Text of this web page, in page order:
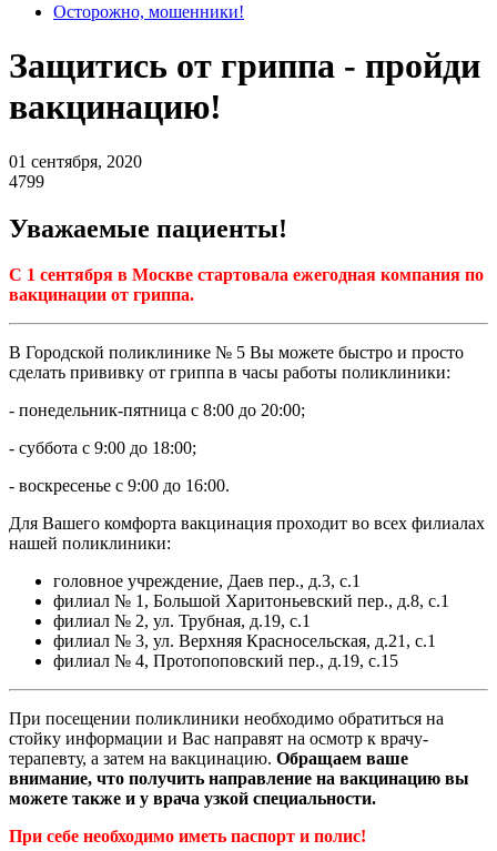
Осторожно, мошенники!
Защитись от гриппа - пройди
вакцинацию!
01 сентября, 2020
4799
Уважаемые пациенты!
С 1 сентября в Москве стартовала ежегодная компания по
вакцинации от гриппа.
В Городской поликлинике № 5 Вы можете быстро и просто
сделать прививку от гриппа в часы работы поликлиники:
- понедельник-пятница с 8:00 до 20:00;
- суббота с 9:00 до 18:00;
- воскресенье с 9:00 до 16:00.
Для Вашего комфорта вакцинация проходит во всех филиалах
нашей поликлиники:
головное учреждение, Даев пер., д.3, с.1
филиал № 1, Большой Харитоньевский пер., д.8, с.1
филиал № 2, ул. Трубная, д.19, с.1
филиал № 3, ул. Верхняя Красносельская, д.21, с.1
филиал № 4, Протопоповский пер., д.19, с.15
При посещении поликлиники необходимо обратиться на
стойку информации и Вас направят на осмотр к врачу-
терапевту, а затем на вакцинацию. Обращаем ваше
внимание, что получить направление на вакцинацию вы
можете также и у врача узкой специальности.
При себе необходимо иметь паспорт и полис!